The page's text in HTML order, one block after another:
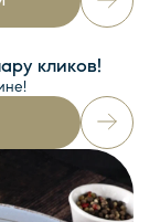
кликов!